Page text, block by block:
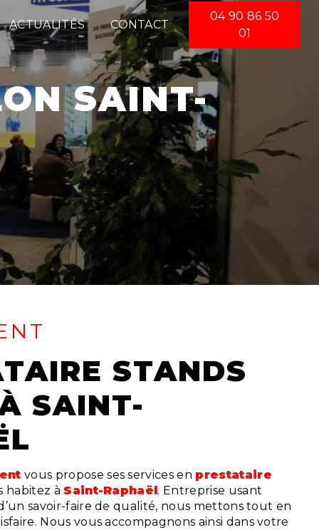
ACTUALITÉS CONTACT
04 90 86 50
01
SAINT-
vous propose ses services en prestataire
habitez à Saint-Raphaël. Entreprise usant
savoir-faire de qualité, nous mettons tout en
Nous vous accompagnons ainsi dans votre